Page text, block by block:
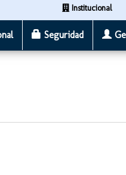
Institucional
Seguridad